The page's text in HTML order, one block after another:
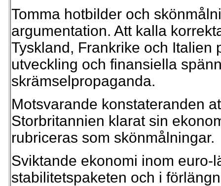
Tomma hotbilder och
argumentation. Att kalla
Tyskland, Frankrike och Italien
utveckling och finansiella
skrämselpropaganda.
Motsvarande konstateranden
Storbritannien klarat sin
rubriceras som skönmålningar.
Sviktande ekonomi inom
stabilitetspaketen och i